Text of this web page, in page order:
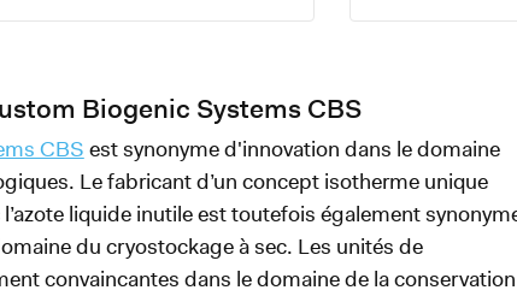
Biogenic Systems CBS
CBS est synonyme d'innovation dans le domaine
Le fabricant d’un concept isotherme unique
liquide inutile est toutefois également
du cryostockage à sec. Les unités de
convaincantes dans le domaine de la conservation